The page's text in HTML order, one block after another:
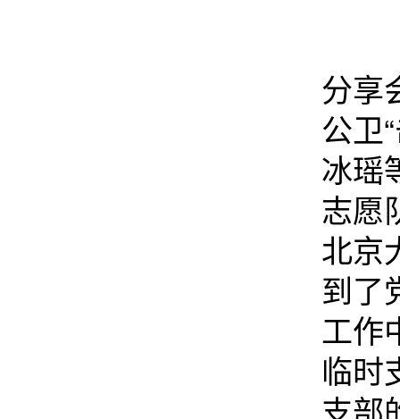
分享
公卫
冰瑶
志愿
北京
到了
工作
临时
支部